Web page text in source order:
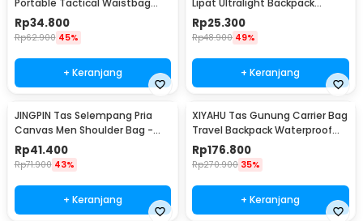
Army Look - B1526
Rp34.800
Rp62.900 45%
+ Keranjang
Waterproof - LC21
Rp25.300
Rp48.900 49%
+ Keranjang
JINGPIN Tas Selempang Pria
Canvas Men Shoulder Bag -
1986
Rp41.400
Rp71.900 43%
+ Keranjang
XIYAHU Tas Gunung Carrier Bag
Travel Backpack Waterproof
90L - GC90
Rp176.800
Rp270.900 35%
+ Keranjang